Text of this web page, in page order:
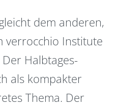
dem anderen,
verrocchio Institute
Halbtages-
als kompakter
Thema. Der